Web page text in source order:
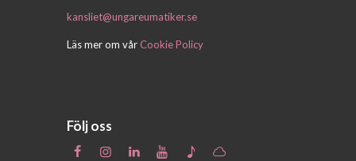
kansliet@ungareumatiker.se
Läs mer om vårCookie Policy
Följ oss